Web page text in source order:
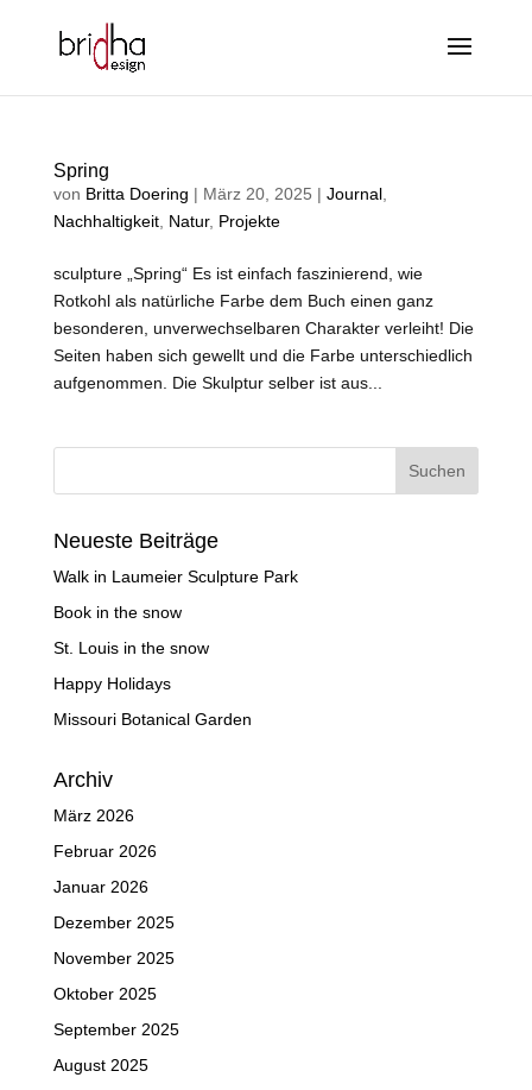
Spring
von Britta Doering | März 20, 2025 | Journal,
Nachhaltigkeit, Natur, Projekte
sculpture „Spring“ Es ist einfach faszinierend, wie
Rotkohl als natürliche Farbe dem Buch einen ganz
besonderen, unverwechselbaren Charakter verleiht! Die
Seiten haben sich gewellt und die Farbe unterschiedlich
aufgenommen. Die Skulptur selber ist aus...
Neueste Beiträge
Walk in Laumeier Sculpture Park
Book in the snow
St. Louis in the snow
Happy Holidays
Missouri Botanical Garden
Archiv
März 2026
Februar 2026
Januar 2026
Dezember 2025
November 2025
Oktober 2025
September 2025
August 2025